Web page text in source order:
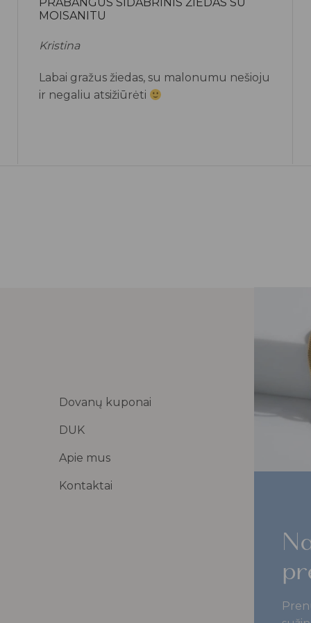
PRABANGUS SIDABRINIS ŽIEDAS SU
MOISANITU
Kristina
Labai gražus žiedas, su malonumu nešioju
ir negaliu atsižiūrėti
Dovanų kuponai
DUK
Apie mus
Kontaktai